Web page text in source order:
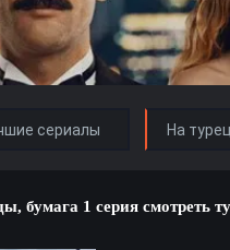
сериалы На
бумага 1 серия смотреть